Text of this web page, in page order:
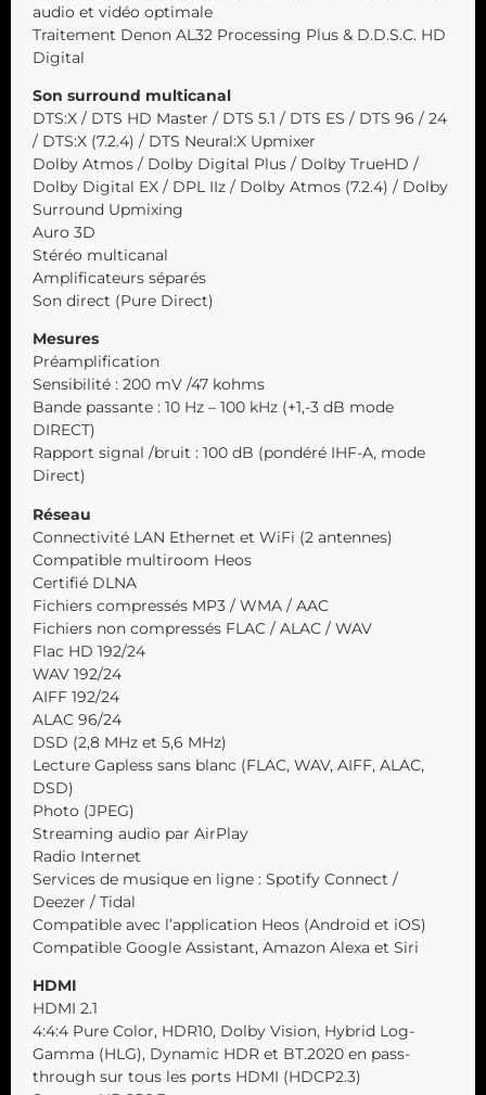
audio et vidéo optimale
Traitement Denon AL32 Processing Plus & D.D.S.C. HD
Digital
Son surround multicanal
DTS:X / DTS HD Master / DTS 5.1 / DTS ES / DTS 96 / 24
/ DTS:X (7.2.4) / DTS Neural:X Upmixer
Dolby Atmos / Dolby Digital Plus / Dolby TrueHD /
Dolby Digital EX / DPL IIz / Dolby Atmos (7.2.4) / Dolby
Surround Upmixing
Auro 3D
Stéréo multicanal
Amplificateurs séparés
Son direct (Pure Direct)
Mesures
Préamplification
Sensibilité : 200 mV /47 kohms
Bande passante : 10 Hz – 100 kHz (+1,-3 dB mode
DIRECT)
Rapport signal /bruit : 100 dB (pondéré IHF-A, mode
Direct)
Réseau
Connectivité LAN Ethernet et WiFi (2 antennes)
Compatible multiroom Heos
Certifié DLNA
Fichiers compressés MP3 / WMA / AAC
Fichiers non compressés FLAC / ALAC / WAV
Flac HD 192/24
WAV 192/24
AIFF 192/24
ALAC 96/24
DSD (2,8 MHz et 5,6 MHz)
Lecture Gapless sans blanc (FLAC, WAV, AIFF, ALAC,
DSD)
Photo (JPEG)
Streaming audio par AirPlay
Radio Internet
Services de musique en ligne : Spotify Connect /
Deezer / Tidal
Compatible avec l’application Heos (Android et iOS)
Compatible Google Assistant, Amazon Alexa et Siri
HDMI
HDMI 2.1
4:4:4 Pure Color, HDR10, Dolby Vision, Hybrid Log-
Gamma (HLG), Dynamic HDR et BT.2020 en pass-
through sur tous les ports HDMI (HDCP2.3)